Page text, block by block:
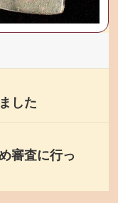
した
審査に行っ